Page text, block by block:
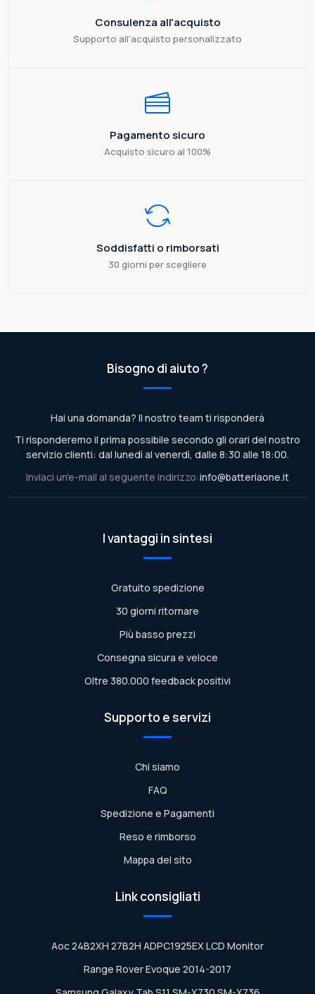
Consulenza all'acquisto
Supporto all'acquisto personalizzato
Pagamento sicuro
Acquisto sicuro al 100%
Soddisfatti o rimborsati
30 giorni per scegliere
Bisogno di aiuto ?
Hai una domanda? Il nostro team ti risponderà
Ti risponderemo il prima possibile secondo gli orari del nostro
servizio clienti: dal lunedì al venerdì, dalle 8:30 alle 18:00.
Inviaci un'e-mail al seguente indirizzo:info@batteriaone.it
I vantaggi in sintesi
Gratuito spedizione
30 giorni ritornare
Più basso prezzi
Consegna sicura e veloce
Oltre 380.000 feedback positivi
Supporto e servizi
Chi siamo
FAQ
Spedizione e Pagamenti
Reso e rimborso
Mappa del sito
Link consigliati
Aoc 24B2XH 27B2H ADPC1925EX LCD Monitor
Range Rover Evoque 2014-2017